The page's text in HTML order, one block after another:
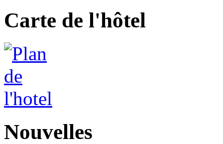
Carte de l'hôtel
Nouvelles